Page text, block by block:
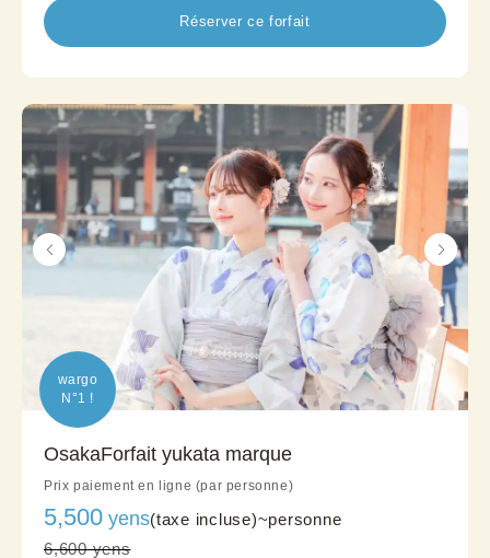
Réserver ce forfait
wargo
N°1 !
OsakaForfait yukata marque
Prix paiement en ligne (par personne)
5,500 yens(taxe incluse)~personne
6,600 yens